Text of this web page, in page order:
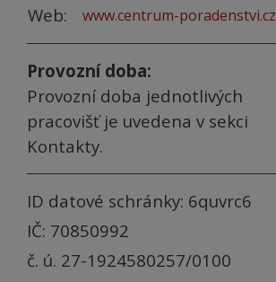
Web: www.centrum-poradenstvi.cz
Provozní doba:
Provozní doba jednotlivých
pracovišť je uvedena v sekci
Kontakty.
ID datové schránky: 6quvrc6
IČ: 70850992
č. ú. 27-1924580257/0100